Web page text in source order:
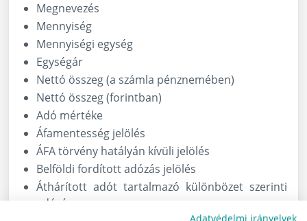
Megnevezés
Mennyiség
Mennyiségi egység
Egységár
Nettó összeg (a számla pénznemében)
Nettó összeg (forintban)
Adó mértéke
Áfamentesség jelölés
ÁFA törvény hatályán kívüli jelölés
Belföldi fordított adózás jelölés
Áthárított adót tartalmazó különbözet szerinti
adózás
Adatvédelmi irányelvek